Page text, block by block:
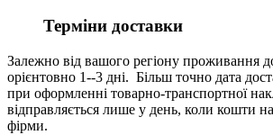
Терміни доставки
Залежно від вашого регіону проживання
орієнтовно 1--3 дні. Більш точно дата
при оформленні товарно-транспортної
відправляється лише у день, коли кошти
фірми.